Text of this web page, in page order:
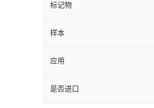
标记物
样本
应用
是否进口